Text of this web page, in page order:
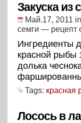
Закуска из
Май.17, 2011 in
семги — рецепт
Ингредиенты
красной рыбы
долька
Tags: красная
Лосось в